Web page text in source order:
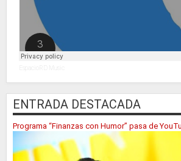
EspacioRD Music
ENTRADA DESTACADA
Programa “Finanzas con Humor” pasa de